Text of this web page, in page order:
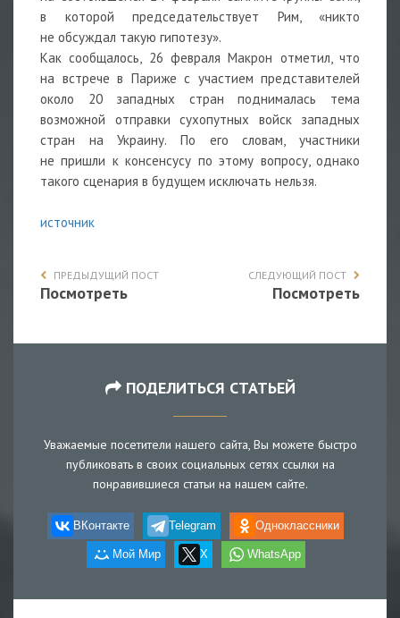
в которой председательствует Рим, «никто
не обсуждал такую гипотезу».
Как сообщалось, 26 февраля Макрон отметил, что
на встрече в Париже с участием представителей
около 20 западных стран поднималась тема
возможной отправки сухопутных войск западных
стран на Украину. По его словам, участники
не пришли к консенсусу по этому вопросу, однако
такого сценария в будущем исключать нельзя.
источник
ПРЕДЫДУЩИЙ ПОСТ
Посмотреть
СЛЕДУЮЩИЙ ПОСТ
Посмотреть
ПОДЕЛИТЬСЯ СТАТЬЕЙ
Уважаемые посетители нашего сайта, Вы можете быстро
публиковать в своих социальных сетях ссылки на
понравившиеся статьи на нашем сайте.
ВКонтакте Telegram Одноклассники
Мой Мир X WhatsApp